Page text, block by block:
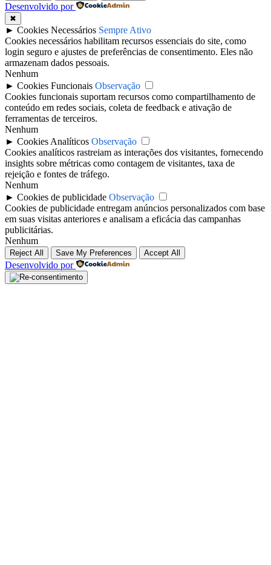
Desenvolvido por
✖
► Cookies Necessários Sempre Ativo
Cookies necessários habilitam recursos essenciais do site, como
login seguro e ajustes de preferências de consentimento. Eles não
armazenam dados pessoais.
Nenhum
► Cookies Funcionais Observação
Cookies funcionais suportam recursos como compartilhamento de
conteúdo em redes sociais, coleta de feedback e ativação de
ferramentas de terceiros.
Nenhum
► Cookies Analíticos Observação
Cookies analíticos rastreiam as interações dos visitantes, fornecendo
insights sobre métricas como contagem de visitantes, taxa de
rejeição e fontes de tráfego.
Nenhum
► Cookies de publicidade Observação
Cookies de publicidade entregam anúncios personalizados com base
em suas visitas anteriores e analisam a eficácia das campanhas
publicitárias.
Nenhum
Reject All Save My Preferences Accept All
Desenvolvido por